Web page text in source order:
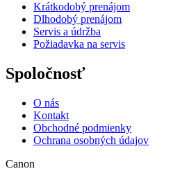
Krátkodobý prenájom
Dlhodobý prenájom
Servis a údržba
Požiadavka na servis
Spoločnosť
O nás
Kontakt
Obchodné podmienky
Ochrana osobných údajov
Canon